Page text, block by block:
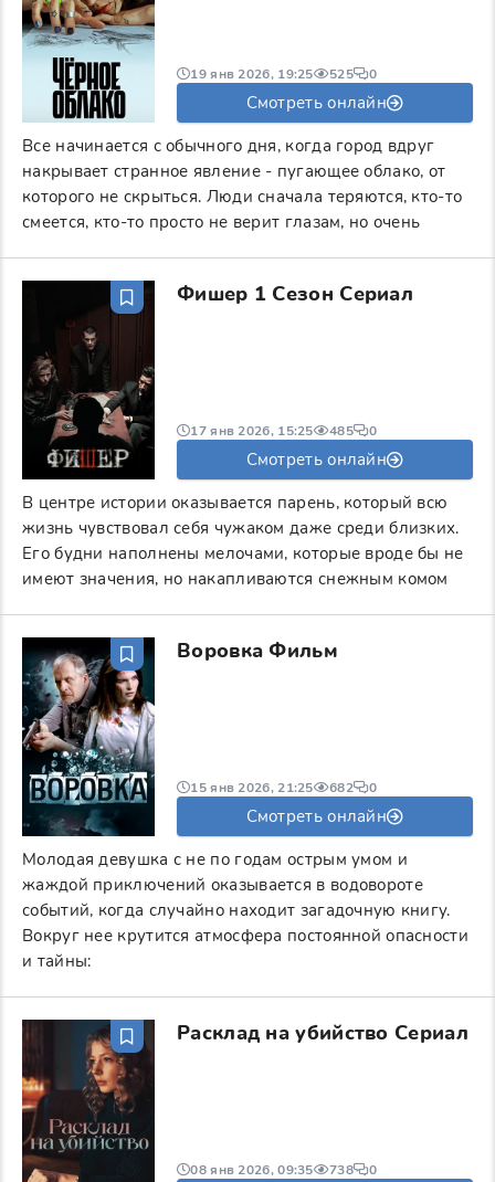
Все начинается с обычного дня, когда город вдруг
накрывает странное явление - пугающее облако, от
которого не скрыться. Люди сначала теряются, кто-то
смеется, кто-то просто не верит глазам, но очень
19 янв 2026, 19:25 525 0
Смотреть онлайн
Фишер 1 Сезон Сериал
В центре истории оказывается парень, который всю
жизнь чувствовал себя чужаком даже среди близких.
Его будни наполнены мелочами, которые вроде бы не
имеют значения, но накапливаются снежным комом
17 янв 2026, 15:25 485 0
Смотреть онлайн
Воровка Фильм
Молодая девушка с не по годам острым умом и
жаждой приключений оказывается в водовороте
событий, когда случайно находит загадочную книгу.
Вокруг нее крутится атмосфера постоянной опасности
и тайны:
15 янв 2026, 21:25 682 0
Смотреть онлайн
Расклад на убийство Сериал
08 янв 2026, 09:35 738 0